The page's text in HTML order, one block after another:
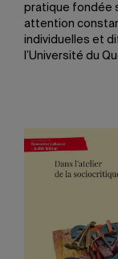
pratique fondée
attention
individuelles et
l’Université du